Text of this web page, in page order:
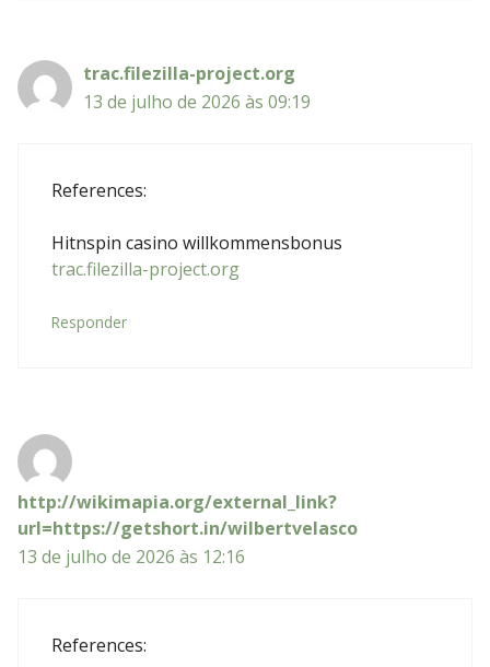
trac.filezilla-project.org
13 de julho de 2026 às 09:19
References:
Hitnspin casino willkommensbonus
trac.filezilla-project.org
Responder
http://wikimapia.org/external_link?
url=https://getshort.in/wilbertvelasco
13 de julho de 2026 às 12:16
References: